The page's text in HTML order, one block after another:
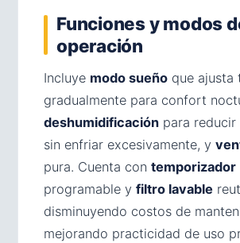
Funciones y modos
operación
Incluye modo sueño que ajusta
gradualmente para confort
deshumidificación para reducir
sin enfriar excesivamente, y
pura. Cuenta con temporizador
programable y filtro lavable
disminuyendo costos de
mejorando practicidad de uso